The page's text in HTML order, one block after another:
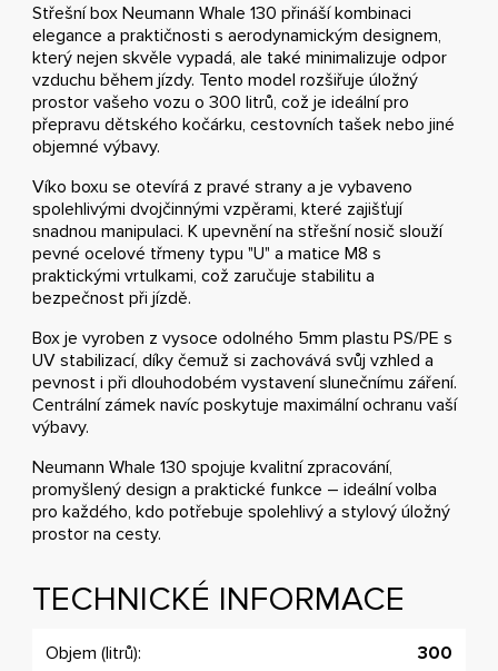
Střešní box Neumann Whale 130 přináší kombinaci
elegance a praktičnosti s aerodynamickým designem,
který nejen skvěle vypadá, ale také minimalizuje odpor
vzduchu během jízdy. Tento model rozšiřuje úložný
prostor vašeho vozu o 300 litrů, což je ideální pro
přepravu dětského kočárku, cestovních tašek nebo jiné
objemné výbavy.
Víko boxu se otevírá z pravé strany a je vybaveno
spolehlivými dvojčinnými vzpěrami, které zajišťují
snadnou manipulaci. K upevnění na střešní nosič slouží
pevné ocelové třmeny typu "U" a matice M8 s
praktickými vrtulkami, což zaručuje stabilitu a
bezpečnost při jízdě.
Box je vyroben z vysoce odolného 5mm plastu PS/PE s
UV stabilizací, díky čemuž si zachovává svůj vzhled a
pevnost i při dlouhodobém vystavení slunečnímu záření.
Centrální zámek navíc poskytuje maximální ochranu vaší
výbavy.
Neumann Whale 130 spojuje kvalitní zpracování,
promyšlený design a praktické funkce – ideální volba
pro každého, kdo potřebuje spolehlivý a stylový úložný
prostor na cesty.
TECHNICKÉ INFORMACE
Objem (litrů): 300